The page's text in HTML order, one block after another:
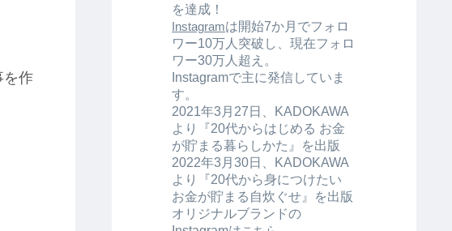
を作
を達成！
Instagramは開始7か月でフォロ
ワー10万人突破し、現在フォロ
ワー30万人超え。
Instagramで主に発信していま
す。
2021年3月27日、KADOKAWA
より『20代からはじめる お金
が貯まる暮らしかた』を出版
2022年3月30日、KADOKAWA
より『20代から身につけたい
お金が貯まる自炊ぐせ』を出版
オリジナルブランドの